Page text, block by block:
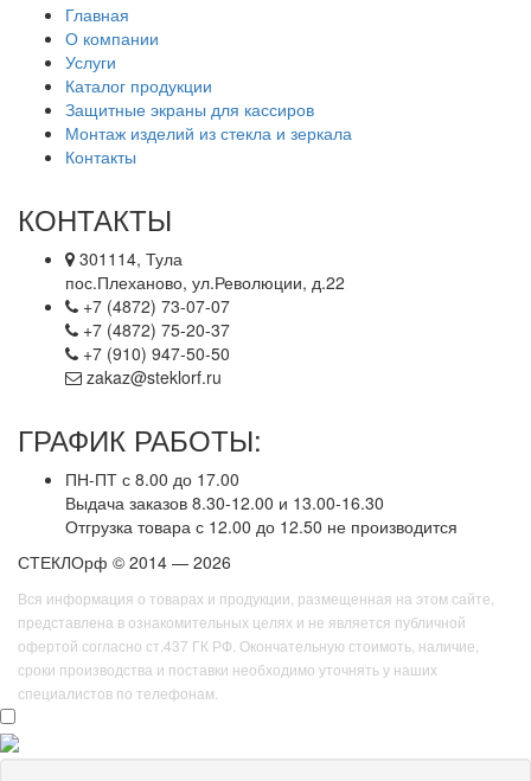
Главная
О компании
Услуги
Каталог продукции
Защитные экраны для кассиров
Монтаж изделий из стекла и зеркала
Контакты
КОНТАКТЫ
301114, Тула
пос.Плеханово, ул.Революции, д.22
+7 (4872) 73-07-07
+7 (4872) 75-20-37
+7 (910) 947-50-50
zakaz@steklorf.ru
ГРАФИК РАБОТЫ:
ПН-ПТ с 8.00 до 17.00
Выдача заказов 8.30-12.00 и 13.00-16.30
Отгрузка товара с 12.00 до 12.50 не производится
СТЕКЛОрф © 2014 — 2026
Вся информация о товарах и продукции, размещенная на этом сайте,
представлена в ознакомительных целях и не является публичной
офертой согласно ст.437 ГК РФ. Окончательную стоимоть, наличие,
сроки производства и поставки необходимо уточнять у наших
специалистов по телефонам.